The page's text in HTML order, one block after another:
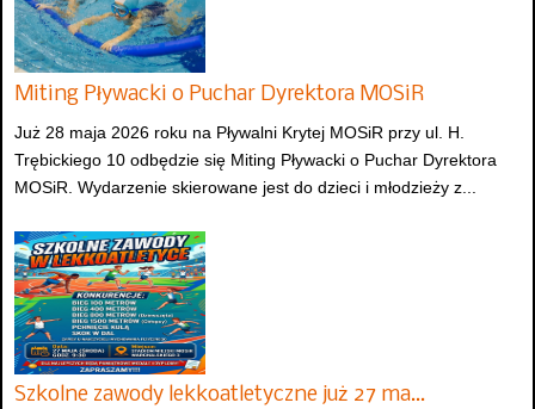
Miting Pływacki o Puchar Dyrektora MOSiR
Już 28 maja 2026 roku na Pływalni Krytej MOSiR przy ul. H.
Trębickiego 10 odbędzie się Miting Pływacki o Puchar Dyrektora
MOSiR. Wydarzenie skierowane jest do dzieci i młodzieży z...
Szkolne zawody lekkoatletyczne już 27 ma…